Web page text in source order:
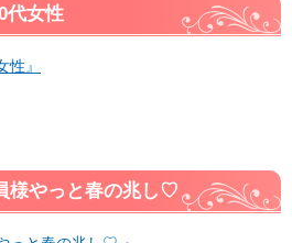
代女性
』
様やっと春の兆し♡